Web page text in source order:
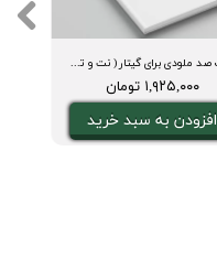
کتاب صد ملودی برای گیتار ( نت و تبلچر، آکورد، ویدیوی اجرا و بکینگ ترک)
۱,۹۲۵,۰۰۰ تومان
افزودن به سبد خرید